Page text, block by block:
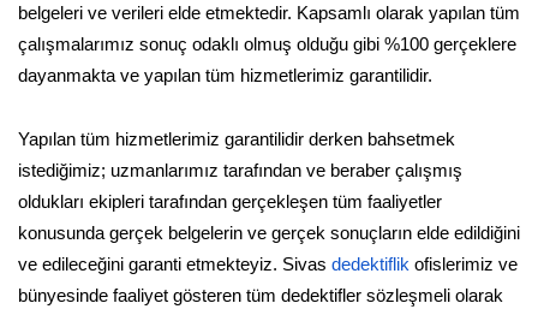
belgeleri ve verileri elde etmektedir. Kapsamlı olarak yapılan tüm
çalışmalarımız sonuç odaklı olmuş olduğu gibi %100 gerçeklere
dayanmakta ve yapılan tüm hizmetlerimiz garantilidir.
Yapılan tüm hizmetlerimiz garantilidir derken bahsetmek
istediğimiz; uzmanlarımız tarafından ve beraber çalışmış
oldukları ekipleri tarafından gerçekleşen tüm faaliyetler
konusunda gerçek belgelerin ve gerçek sonuçların elde edildiğini
ve edileceğini garanti etmekteyiz. Sivas dedektiflik ofislerimiz ve
bünyesinde faaliyet gösteren tüm dedektifler sözleşmeli olarak